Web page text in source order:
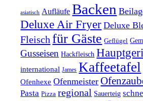
asiatisch Aufläufe Backen
Deluxe Air Fryer Deluxe
Fleisch für Gäste Geflügel
Gusseisen Hackfleisch
international James Kaffeetafel
Ofenhexe Ofenmeister
Pasta Pizza regional Sauerteig